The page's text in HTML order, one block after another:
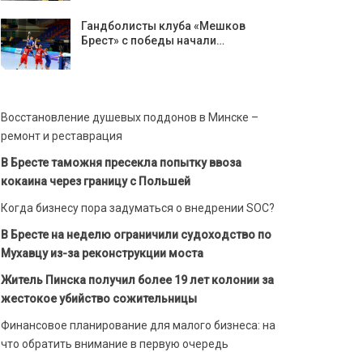
Гандболисты клуба «Мешков
Брест» с победы начали…
Восстановление душевых поддонов в Минске –
ремонт и реставрация
В Бресте таможня пресекла попытку ввоза
кокаина через границу с Польшей
Когда бизнесу пора задуматься о внедрении SOC?
В Бресте на неделю ограничили судоходство по
Мухавцу из-за реконструкции моста
Житель Пинска получил более 19 лет колонии за
жестокое убийство сожительницы
Финансовое планирование для малого бизнеса: на
что обратить внимание в первую очередь